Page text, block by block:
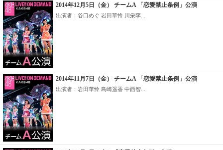
2014年12月5日（金） チームA 「恋愛禁止条例」公演
出演者：谷口めぐ 岩田華怜 川栄李...
2014年11月7日（金） チームA 「恋愛禁止条例」公演
出演者：岩田華怜 島崎遥香 中西智...